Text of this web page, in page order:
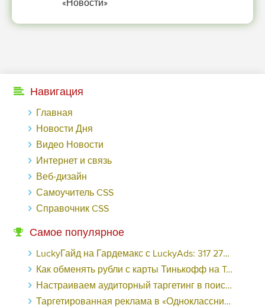
«Новости»
Навигация
Главная
Новости Дня
Видео Новости
Интернет и связь
Веб-дизайн
Самоучитель CSS
Справочник CSS
Самое популярное
LuckyГайд на Гардемакс с LuckyAds: 317 279 рублей за 10 дней - «Надо знать»
Как обменять рубли с карты Тинькофф на Tether ERC20 (USDT)?
Настраиваем аудиторный таргетинг в поисковой кампании Google Ads - «Заработок»
Таргетированная реклама в «Одноклассниках»: как ее настроить и нужно ли - «Заработок»